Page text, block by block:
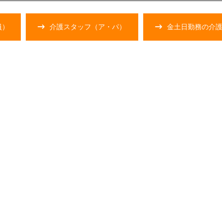
介護スタッフ（ア・パ） 金土日勤務の介